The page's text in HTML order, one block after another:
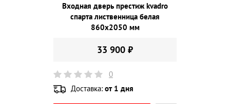
Входная дверь престиж kvadro
спарта лиственница белая
860х2050 мм
33 900 ₽
0
Доставка: от 1 дня